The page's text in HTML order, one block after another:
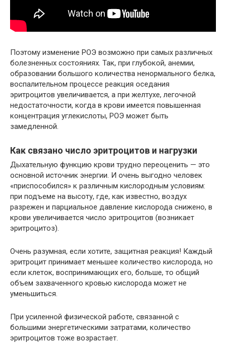
Поэтому изменение РОЭ возможно при самых различных
болезненных состояниях. Так, при глубокой, анемии,
образовании большого количества ненормального белка,
воспалительном процессе реакция оседания
эритроцитов увеличивается, а при желтухе, легочной
недостаточности, когда в крови имеется повышенная
концентрация углекислоты, РОЭ может быть
замедленной.
Как связано число эритроцитов и нагрузки
Дыхательную функцию крови трудно переоценить — это
основной источник энергии. И очень выгодно человек
«приспособился» к различным кислородным условиям:
при подъеме на высоту, где, как известно, воздух
разрежен и парциальное давление кислорода снижено, в
крови увеличивается число эритроцитов (возникает
эритроцитоз).
Очень разумная, если хотите, защитная реакция! Каждый
эритроцит принимает меньшее количество кислорода, но
если клеток, воспринимающих его, больше, то общий
объем захваченного кровью кислорода может не
уменьшиться.
При усиленной физической работе, связанной с
большими энергетическими затратами, количество
эритроцитов тоже возрастает.